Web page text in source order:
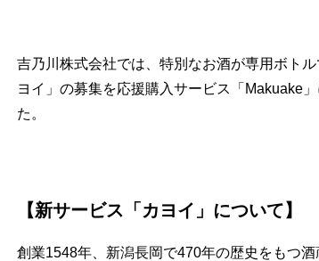
吉乃川株式会社では、特別なお酒が専用ボト
ヨイ」の募集を応援購入サービス「Makuake
た。
【新サービス「カヨイ」について】
創業1548年、新潟長岡で470年の歴史をもつ